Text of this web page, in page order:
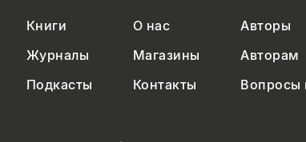
Книги О нас Авторы
Журналы
Магазины Авторам
Подкасты
Контакты Вопросы